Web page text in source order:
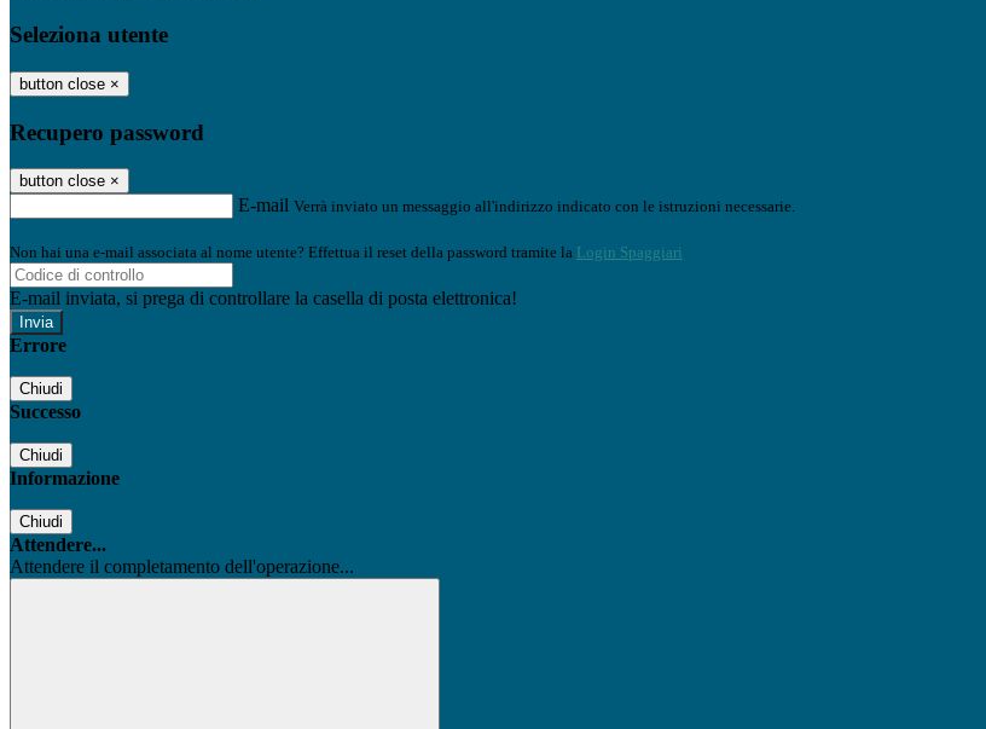
Seleziona utente
button close ×
Recupero password
button close ×
E-mail Verrà inviato un messaggio all'indirizzo indicato con le istruzioni necessarie.
Non hai una e-mail associata al nome utente? Effettua il reset della password tramite la Login Spaggiari
E-mail inviata, si prega di controllare la casella di posta elettronica!
Errore
Chiudi
Successo
Chiudi
Informazione
Chiudi
Attendere...
Attendere il completamento dell'operazione...